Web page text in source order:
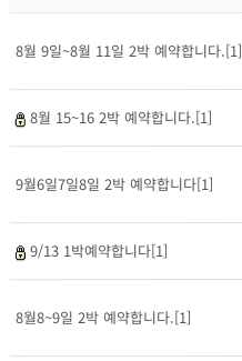
8월 9일~8월 11일 2박 예약합니다.[1]
8월 15~16 2박 예약합니다.[1]
9월6일7일8일 2박 예약합니다[1]
9/13 1박예약합니다[1]
8월8~9일 2박 예약합니다.[1]